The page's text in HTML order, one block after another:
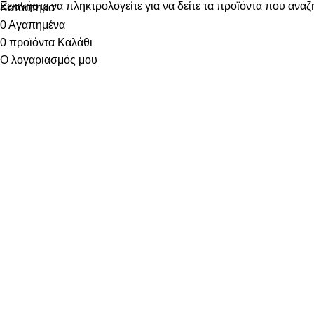
Ξεκινήστε να πληκτρολογείτε για να δείτε τα προϊόντα που
Κατάστημα
0Αγαπημένα
0 προϊόντα Καλάθι
Ο λογαριασμός μου